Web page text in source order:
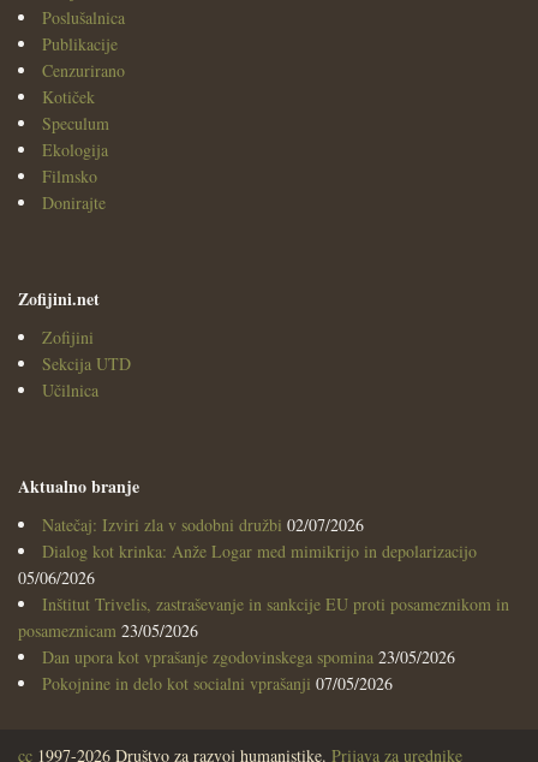
Poslušalnica
Publikacije
Cenzurirano
Kotiček
Speculum
Ekologija
Filmsko
Donirajte
Zofijini.net
Zofijini
Sekcija UTD
Učilnica
Aktualno branje
Natečaj: Izviri zla v sodobni družbi 02/07/2026
Dialog kot krinka: Anže Logar med mimikrijo in depolarizacijo
05/06/2026
Inštitut Trivelis, zastraševanje in sankcije EU proti posameznikom in
posameznicam 23/05/2026
Dan upora kot vprašanje zgodovinskega spomina 23/05/2026
Pokojnine in delo kot socialni vprašanji 07/05/2026
cc 1997-2026 Društvo za razvoj humanistike. Prijava za urednike